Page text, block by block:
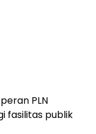
PLN
fasilitas publik